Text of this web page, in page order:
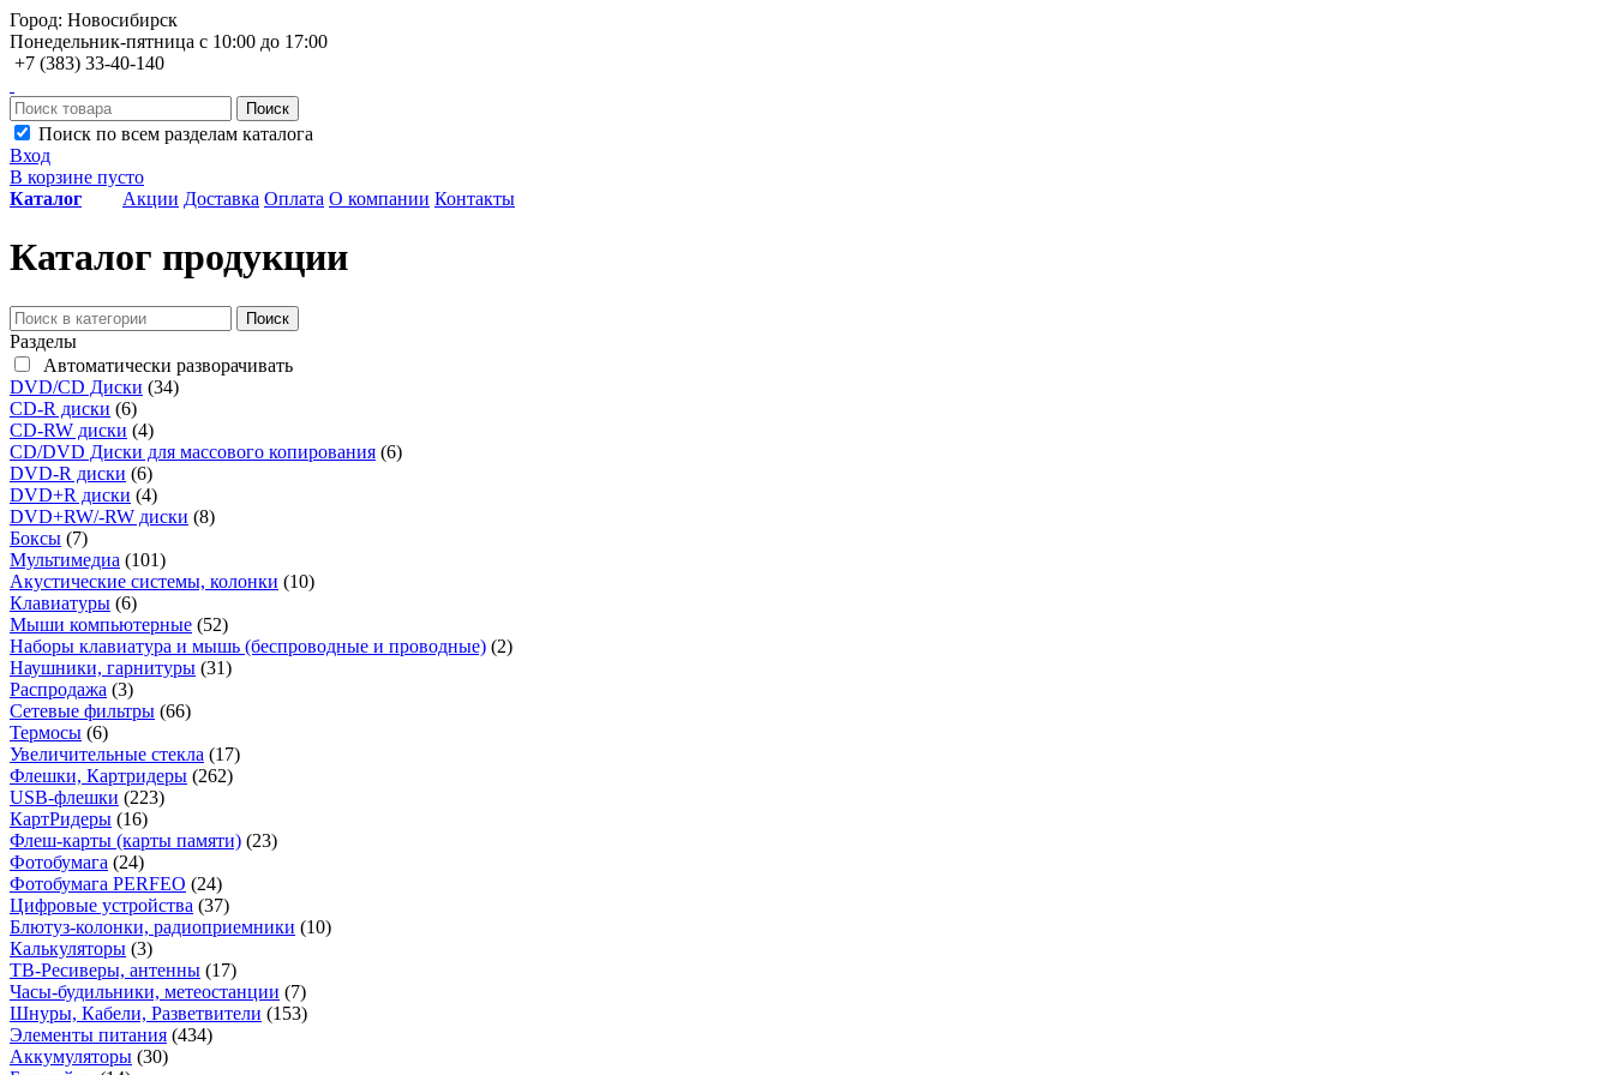
Город: Новосибирск
Понедельник-пятница с 10:00 до 17:00
+7 (383) 33-40-140
Поиск
Поиск по всем разделам каталога
Вход
В корзине пусто
Каталог
Акции Доставка Оплата О компании Контакты
Каталог продукции
Поиск
Разделы
Автоматически разворачивать
DVD/CD Диски (34)
CD-R диски (6)
CD-RW диски (4)
CD/DVD Диски для массового копирования (6)
DVD-R диски (6)
DVD+R диски (4)
DVD+RW/-RW диски (8)
Боксы (7)
Мультимедиа (101)
Акустические системы, колонки (10)
Клавиатуры (6)
Мыши компьютерные (52)
Наборы клавиатура и мышь (беспроводные и проводные) (2)
Наушники, гарнитуры (31)
Распродажа (3)
Сетевые фильтры (66)
Термосы (6)
Увеличительные стекла (17)
Флешки, Картридеры (262)
USB-флешки (223)
КартРидеры (16)
Флеш-карты (карты памяти) (23)
Фотобумага (24)
Фотобумага PERFEO (24)
Цифровые устройства (37)
Блютуз-колонки, радиоприемники (10)
Калькуляторы (3)
ТВ-Ресиверы, антенны (17)
Часы-будильники, метеостанции (7)
Шнуры, Кабели, Разветвители (153)
Элементы питания (434)
Аккумуляторы (30)